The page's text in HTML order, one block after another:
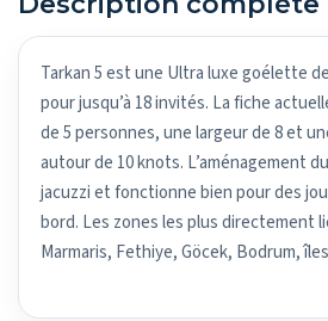
Tarkan 5 est une Ultra luxe goélette
pour jusqu’à 18 invités. La fiche
de 5 personnes, une largeur de 8 et
autour de 10 knots. L’aménagement
jacuzzi et fonctionne bien pour des
bord. Les zones les plus directement
Marmaris, Fethiye, Göcek, Bodrum,